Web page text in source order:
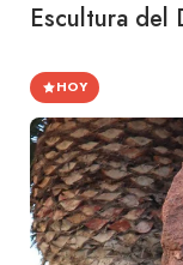
Escultura del
HOY